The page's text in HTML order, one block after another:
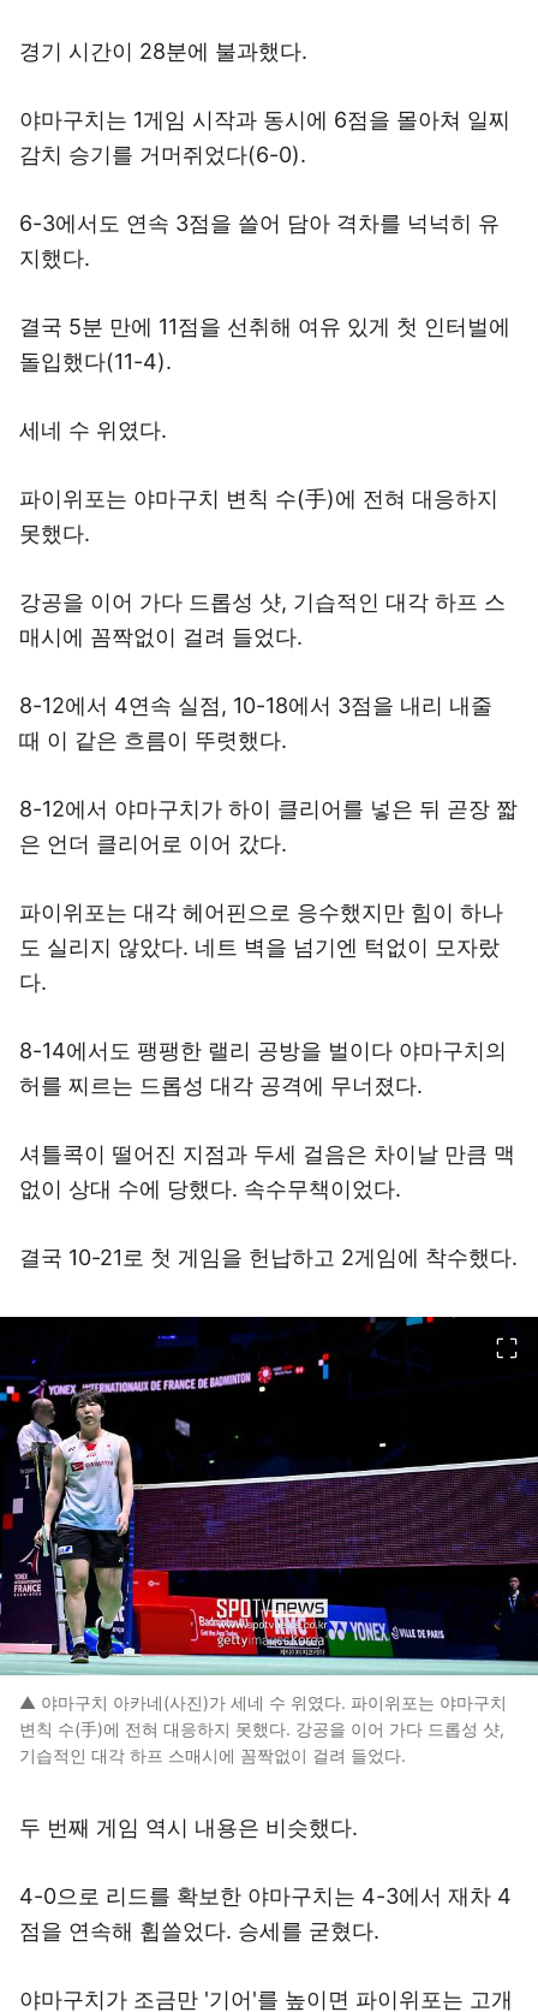
경기 시간이 28분에 불과했다.
야마구치는 1게임 시작과 동시에 6점을 몰아쳐 일찌
감치 승기를 거머쥐었다(6-0).
6-3에서도 연속 3점을 쓸어 담아 격차를 넉넉히 유
지했다.
결국 5분 만에 11점을 선취해 여유 있게 첫 인터벌에
돌입했다(11-4).
세네 수 위였다.
파이위포는 야마구치 변칙 수(手)에 전혀 대응하지
못했다.
강공을 이어 가다 드롭성 샷, 기습적인 대각 하프 스
매시에 꼼짝없이 걸려 들었다.
8-12에서 4연속 실점, 10-18에서 3점을 내리 내줄
때 이 같은 흐름이 뚜렷했다.
8-12에서 야마구치가 하이 클리어를 넣은 뒤 곧장 짧
은 언더 클리어로 이어 갔다.
파이위포는 대각 헤어핀으로 응수했지만 힘이 하나
도 실리지 않았다. 네트 벽을 넘기엔 턱없이 모자랐
다.
8-14에서도 팽팽한 랠리 공방을 벌이다 야마구치의
허를 찌르는 드롭성 대각 공격에 무너졌다.
셔틀콕이 떨어진 지점과 두세 걸음은 차이날 만큼 맥
없이 상대 수에 당했다. 속수무책이었다.
결국 10-21로 첫 게임을 헌납하고 2게임에 착수했다.
▲ 야마구치 아카네(사진)가 세네 수 위였다. 파이위포는 야마구치
변칙 수(手)에 전혀 대응하지 못했다. 강공을 이어 가다 드롭성 샷,
기습적인 대각 하프 스매시에 꼼짝없이 걸려 들었다.
두 번째 게임 역시 내용은 비슷했다.
4-0으로 리드를 확보한 야마구치는 4-3에서 재차 4
점을 연속해 휩쓸었다. 승세를 굳혔다.
야마구치가 조금만 '기어'를 높이면 파이위포는 고개